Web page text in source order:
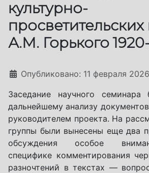
культурно-
А.М. Горького 1920-
Информация о материале
Опубликовано: 11 февраля 2026
Заседание научного семинара
дальнейшему анализу
руководителем проекта. На
группы были вынесены еще два
обсуждения особое
специфике комментирования
разночтений в текстах —